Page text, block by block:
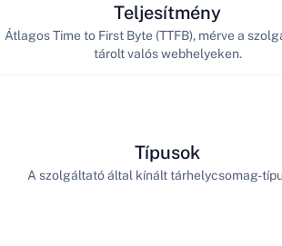
Teljesítmény
Átlagos Time to First Byte (TTFB), mérve a
tárolt valós webhelyeken.
Típusok
A szolgáltató által kínált tárhelycsomag-